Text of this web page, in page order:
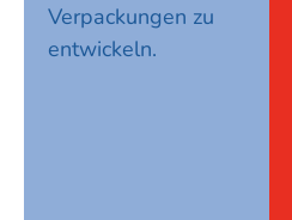
Verpackungen zu
entwickeln.